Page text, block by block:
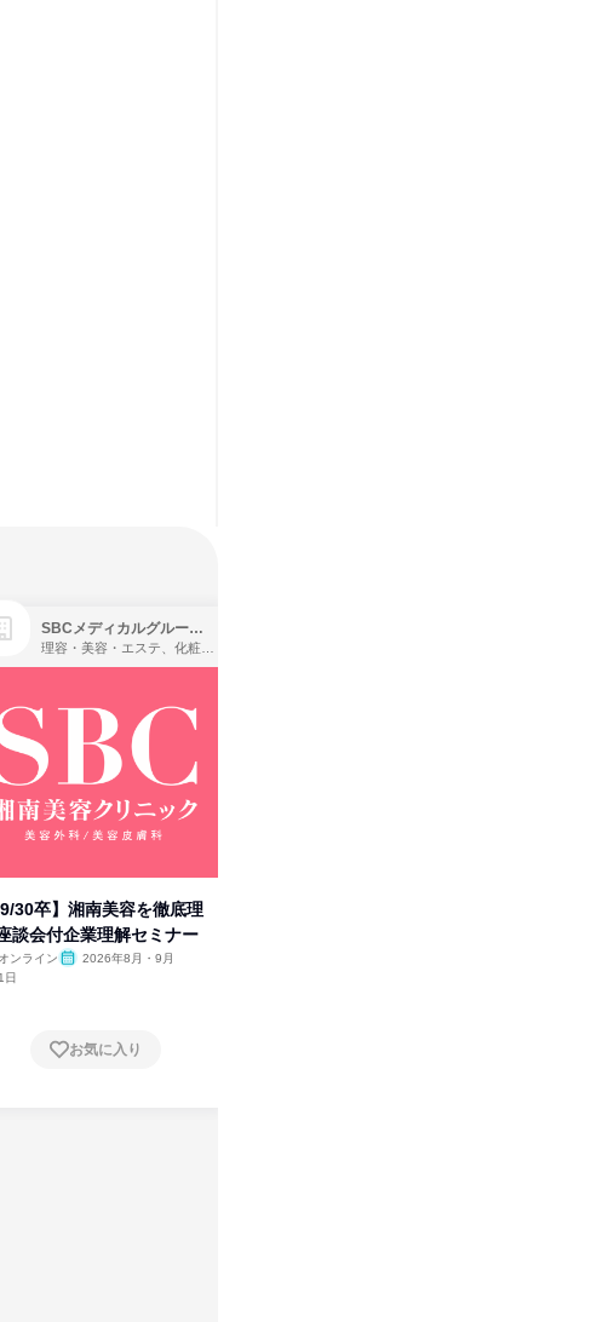
SBCメディカルグループ株式会社
30卒】湘南美容を徹底理
談会付企業理解セミナー
オンライン
2026年8月・9月
日
お気に入り